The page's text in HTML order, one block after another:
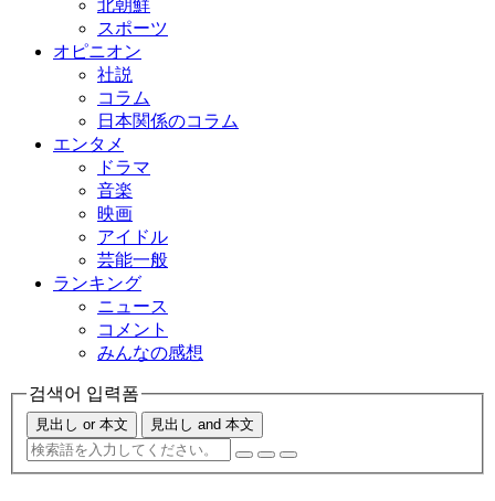
北朝鮮
スポーツ
オピニオン
社説
コラム
日本関係のコラム
エンタメ
ドラマ
音楽
映画
アイドル
芸能一般
ランキング
ニュース
コメント
みんなの感想
검색어 입력폼
見出し or 本文 見出し and 本文